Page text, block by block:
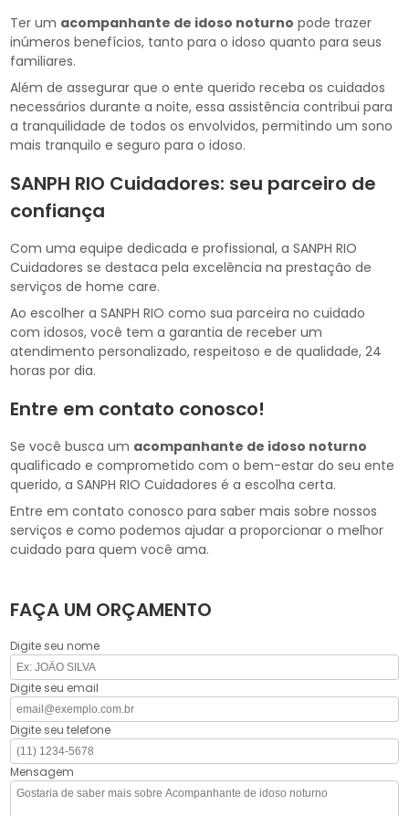
Ter um acompanhante de idoso noturno pode trazer
inúmeros benefícios, tanto para o idoso quanto para seus
familiares.
Além de assegurar que o ente querido receba os cuidados
necessários durante a noite, essa assistência contribui para
a tranquilidade de todos os envolvidos, permitindo um sono
mais tranquilo e seguro para o idoso.
SANPH RIO Cuidadores: seu parceiro de
confiança
Com uma equipe dedicada e profissional, a SANPH RIO
Cuidadores se destaca pela excelência na prestação de
serviços de home care.
Ao escolher a SANPH RIO como sua parceira no cuidado
com idosos, você tem a garantia de receber um
atendimento personalizado, respeitoso e de qualidade, 24
horas por dia.
Entre em contato conosco!
Se você busca um acompanhante de idoso noturno
qualificado e comprometido com o bem-estar do seu ente
querido, a SANPH RIO Cuidadores é a escolha certa.
Entre em contato conosco para saber mais sobre nossos
serviços e como podemos ajudar a proporcionar o melhor
cuidado para quem você ama.
FAÇA UM ORÇAMENTO
Digite seu nome
Digite seu email
Digite seu telefone
Mensagem